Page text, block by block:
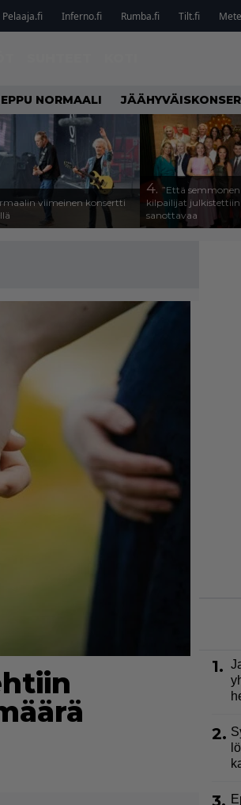
Pelaaja.fi Inferno.fi Rumba.fi Tilt.fi
EPPU NORMAALI
viimeinen konsertti
4. ”Että semmonen
kilpailijat julkistettiin
sanottavaa
1.
2.
3.